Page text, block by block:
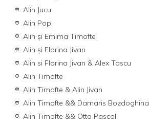
Alin Jucu
Alin Pop
Alin și Emima Timofte
Alin şi Florina Jivan
Alin si Florina Jivan & Alex Tascu
Alin Timofte
Alin Timofte & Alin Jivan
Alin Timofte && Damaris Bozdoghina
Alin Timofte && Otto Pascal